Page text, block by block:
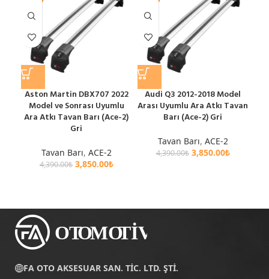
Aston Martin DBX707 2022
Model ve Sonrası Uyumlu
Ara Atkı Tavan Barı (Ace-2)
Gri
Tavan Barı, ACE-2
4,390.00₺ 3,850.00₺
Audi Q3 2012-2018 Model
Arası Uyumlu Ara Atkı Tavan
Barı (Ace-2) Gri
Tavan Barı, ACE-2
4,390.00₺ 3,850.00₺
FA OTO AKSESUAR SAN. TİC. LTD. ŞTİ.